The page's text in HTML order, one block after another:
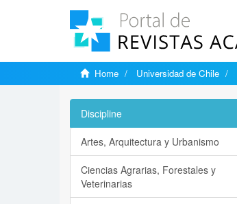
Home Universidad de Chile
Discipline
Artes, Arquitectura y Urbanismo
Ciencias Agrarias, Forestales y
Veterinarias